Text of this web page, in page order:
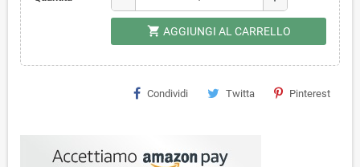
shopping_cart AGGIUNGI AL CARRELLO
Condividi Twitta Pinterest